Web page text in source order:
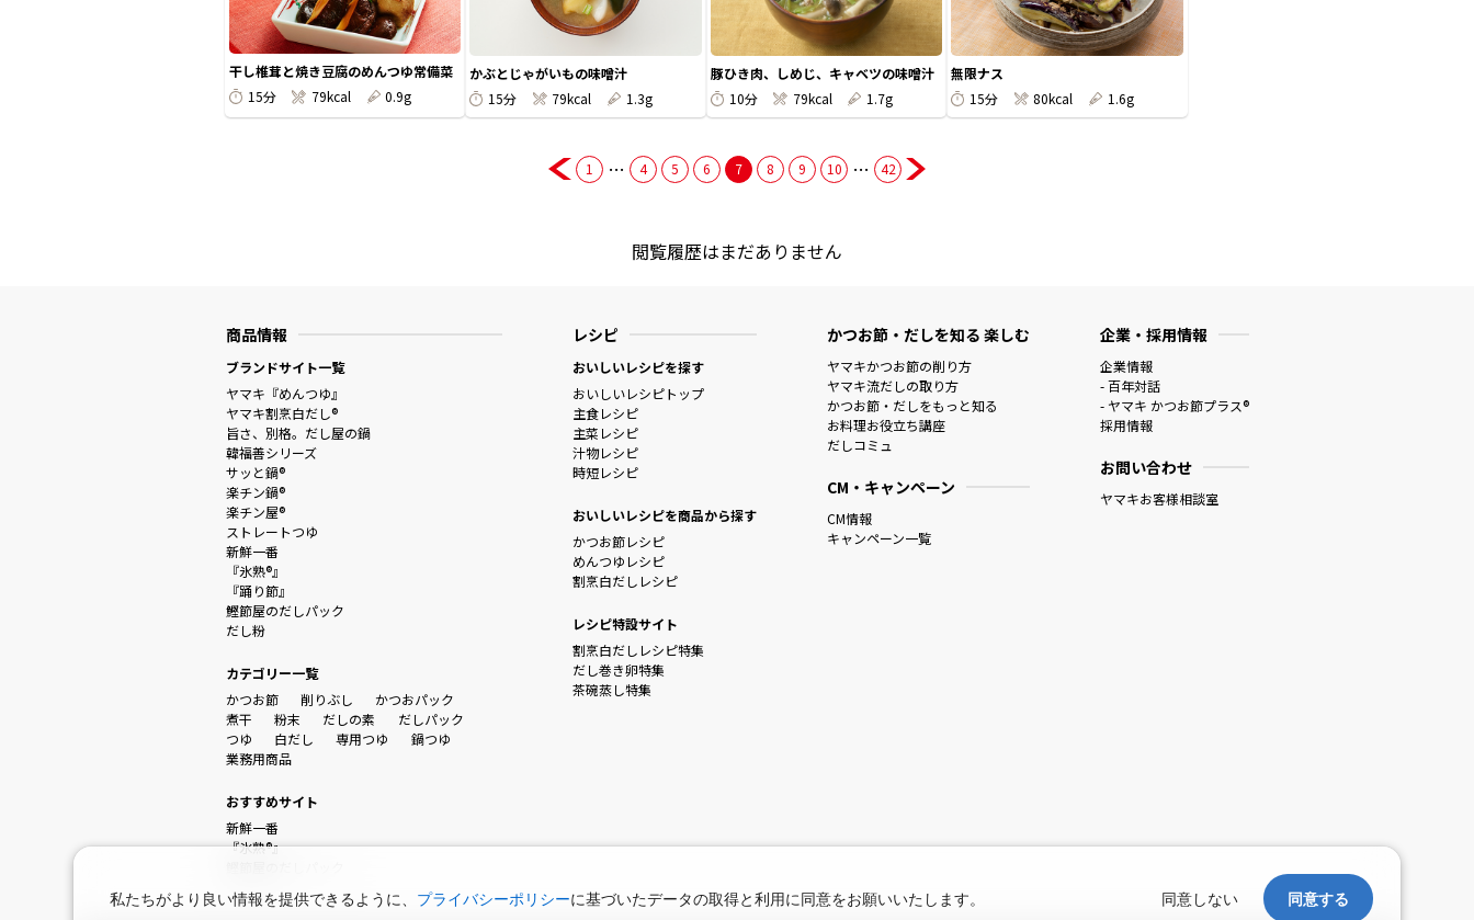
干し椎茸と焼き豆腐のめんつゆ常備菜
15分
79kcal 0.9g
かぶとじゃがいもの味噌汁
15分
79kcal 1.3g
豚ひき肉、しめじ、キャベツの味噌汁
10分
79kcal 1.7g
無限ナス
15分
80kcal 1.6g
1 … 4 5 6 7 8 9 10 … 42
閲覧履歴はまだありません
商品情報
ブランドサイト一覧
ヤマキ『めんつゆ』
ヤマキ割烹白だし®
旨さ、別格。だし屋の鍋
韓福善シリーズ
サッと鍋®
楽チン鍋®
楽チン屋®
ストレートつゆ
新鮮一番
『氷熟®』
『踊り節』
鰹節屋のだしパック
だし粉
カテゴリー一覧
かつお節
削りぶし
かつおパック
煮干
粉末 だしの素
だしパック
つゆ
白だし 専用つゆ
鍋つゆ
業務用商品
おすすめサイト
新鮮一番
『氷熟®』
レシピ
おいしいレシピを探す
おいしいレシピトップ
主食レシピ
主菜レシピ
汁物レシピ
時短レシピ
おいしいレシピを商品から探す
かつお節レシピ
めんつゆレシピ
割烹白だしレシピ
レシピ特設サイト
割烹白だしレシピ特集
だし巻き卵特集
茶碗蒸し特集
かつお節・だしを知る 楽しむ
ヤマキかつお節の削り方
ヤマキ流だしの取り方
かつお節・だしをもっと知る
お料理お役立ち講座
だしコミュ
CM・キャンペーン
CM情報
キャンペーン一覧
企業・採用情報
企業情報
- 百年対話
- ヤマキ かつお節プラス®
採用情報
お問い合わせ
ヤマキお客様相談室
私たちがより良い情報を提供できるように、 プライバシーポリシーに基づいたデータの取得と利用に同意をお願いいたします。 同意しない 同意する